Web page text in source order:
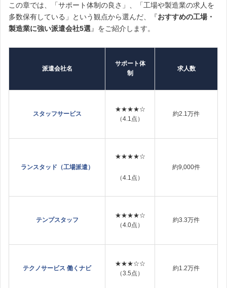
この章では、「サポート体制の良さ」、「工場や製造業の求人を
多数保有している」という観点から選んだ、『おすすめの工場・
製造業に強い派遣会社5選』をご紹介します。
派遣会社名
サポート体
制
求人数
スタッフサービス
★★★★☆
（4.1点）
約2.1万件
ランスタッド（工場派遣）
★★★★☆
（4.1点）
約9,000件
テンプスタッフ
★★★★☆
（4.0点）
約3.3万件
テクノサービス 働くナビ
★★★☆☆
（3.5点）
約1.2万件